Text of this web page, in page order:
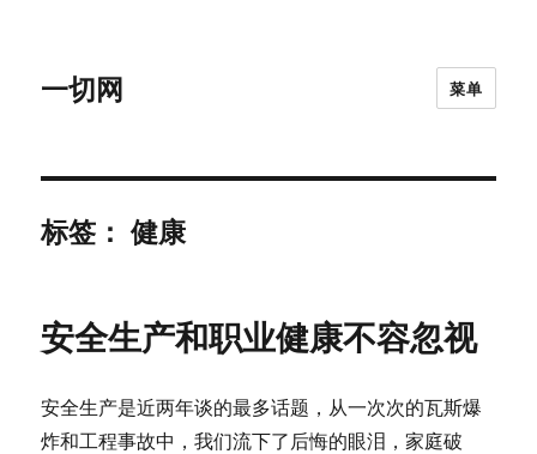
一切网 菜单
标签：健康
安全生产和职业健康不容忽视
安全生产是近两年谈的最多话题，从一次次的瓦斯爆
炸和工程事故中，我们流下了后悔的眼泪，家庭破